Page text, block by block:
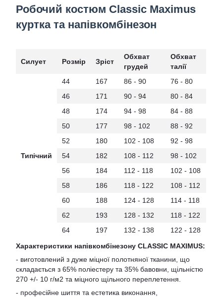
Робочий костюм Classic Maximus
куртка та напівкомбінезон
Силует Розмір Зріст
Обхват
грудей
Обхват
талії
Типічний
44 167 86 - 90
76 - 80
46
171 90 - 94
80 - 84
48
174 94 - 98
84 - 88
50
177 98 - 102
88 - 92
52
180 102 - 108
92 - 98
54
182 108 - 112
98 - 102
56
184 112 - 118
102 - 108
58
186 118 - 122
108 - 112
60
188 124 - 128
114 - 118
62
193 128 - 132
118 - 122
64
197 132 - 138
122 - 128
Характеристики напівкомбінезону CLASSIC MAXIMUS:
- виготовлений з дуже міцної полотняної тканини, що
складається з 65% поліестеру та 35% бавовни, щільністю
270 +/- 10 г/м2 та міцного щільного переплетення.
- професійне шиття та естетика виконання,